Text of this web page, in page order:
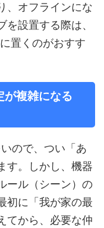
、オフラインにな
設置する際は、
置くのがおすす
が複雑になる
ので、つい「あ
す。しかし、機器
ール（シーン）の
初に「我が家の最
てから、必要な仲